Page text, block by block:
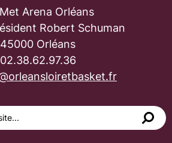
Arena Orléans
Robert Schuman
45000 Orléans
02.38.62.97.36